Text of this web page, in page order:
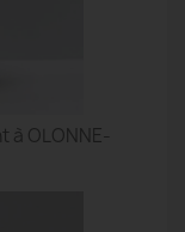
à OLONNE-